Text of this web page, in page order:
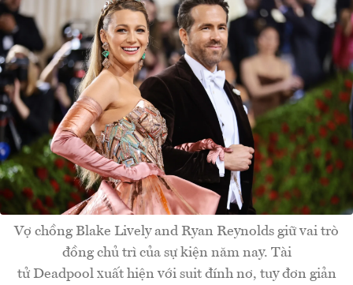
Vợ chồng Blake Lively and Ryan Reynolds giữ vai trò
đồng chủ trì của sự kiện năm nay. Tài
tử Deadpool xuất hiện với suit đính nơ, tuy đơn giản